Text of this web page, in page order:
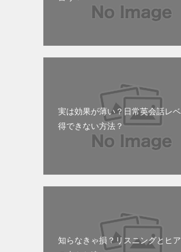
実は効果が薄い？日常英会話レ
得できない方法？
知らなきゃ損？リスニングとヒ